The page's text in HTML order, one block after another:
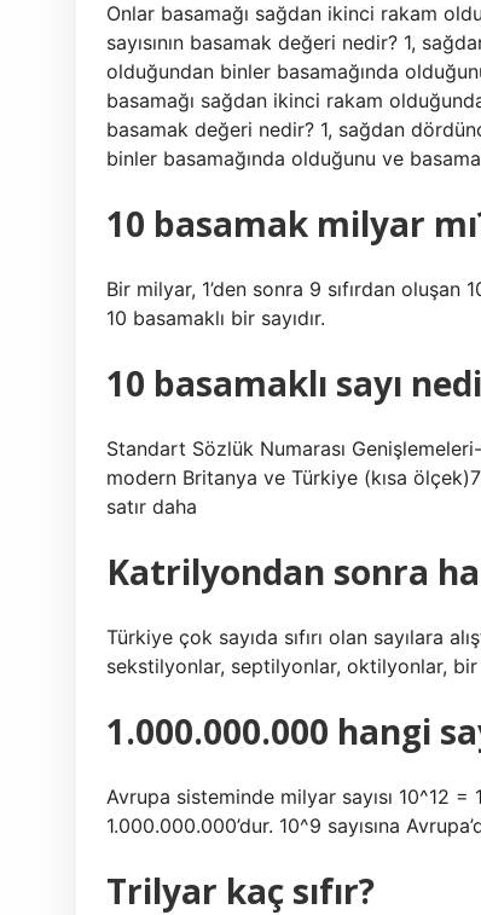
Onlar basamağı sağdan ikinci rakam
sayısının basamak değeri nedir? 1,
olduğundan binler basamağında
basamağı sağdan ikinci rakam
basamak değeri nedir? 1, sağdan
binler basamağında olduğunu ve
10 basamak milyar
Bir milyar, 1’den sonra 9 sıfırdan oluşan
10 basamaklı bir sayıdır.
10 basamaklı sayı
Standart Sözlük Numarası
modern Britanya ve Türkiye (kısa
satır daha
Katrilyondan sonra
Türkiye çok sayıda sıfırı olan sayılara
sekstilyonlar, septilyonlar, oktilyonlar, bir
1.000.000.000 hangi
Avrupa sisteminde milyar sayısı 10^12
1.000.000.000’dur. 10^9 sayısına
Trilyar kaç sıfır?